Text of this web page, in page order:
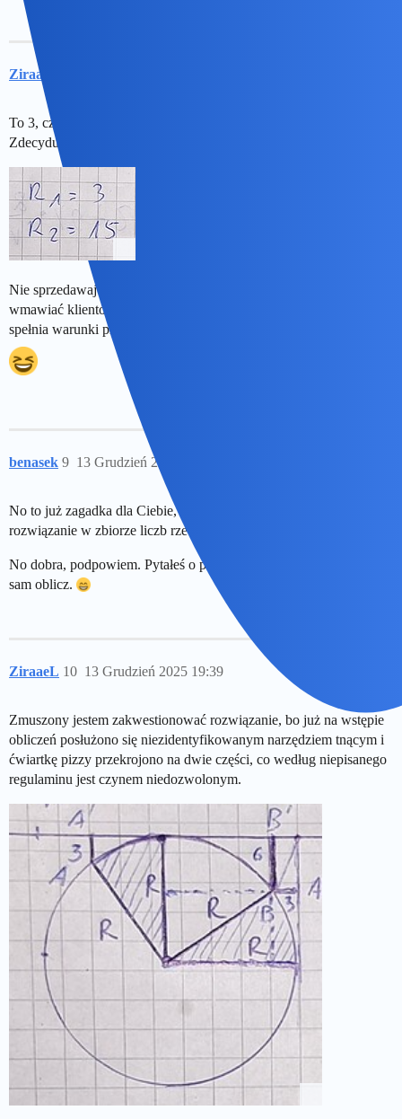
ZiraaeL
To 3, czy 15
Zdecyduj się.
Nie sprzedawaj tego patentu sieciom pizzowym, bo zaczną
wmawiać klientom, że odpowiednio ułożona na desce mała pizza,
spełnia warunki pizzy dużej.
benasek 13 Grudzień 2025 19:29
9
No to już zagadka dla Ciebie, które R wybrałem i które daje
rozwiązanie w zbiorze liczb rzeczywistych …
No dobra, podpowiem. Pytałeś o powierzchnię, więc sobie te R
sam oblicz.
ZiraaeL 13 Grudzień 2025 19:39
10
Zmuszony jestem zakwestionować rozwiązanie, bo już na wstępie
obliczeń posłużono się niezidentyfikowanym narzędziem tnącym i
ćwiartkę pizzy przekrojono na dwie części, co według niepisanego
regulaminu jest czynem niedozwolonym.